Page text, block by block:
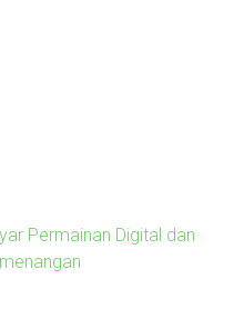
Permainan Digital dan